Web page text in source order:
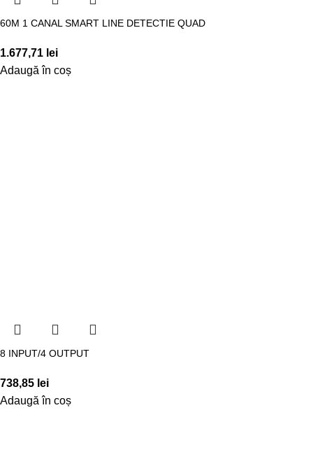
60M 1 CANAL SMART LINE DETECTIE QUAD
1.677,71 lei
Adaugă în coș
8 INPUT/4 OUTPUT
738,85 lei
Adaugă în coș